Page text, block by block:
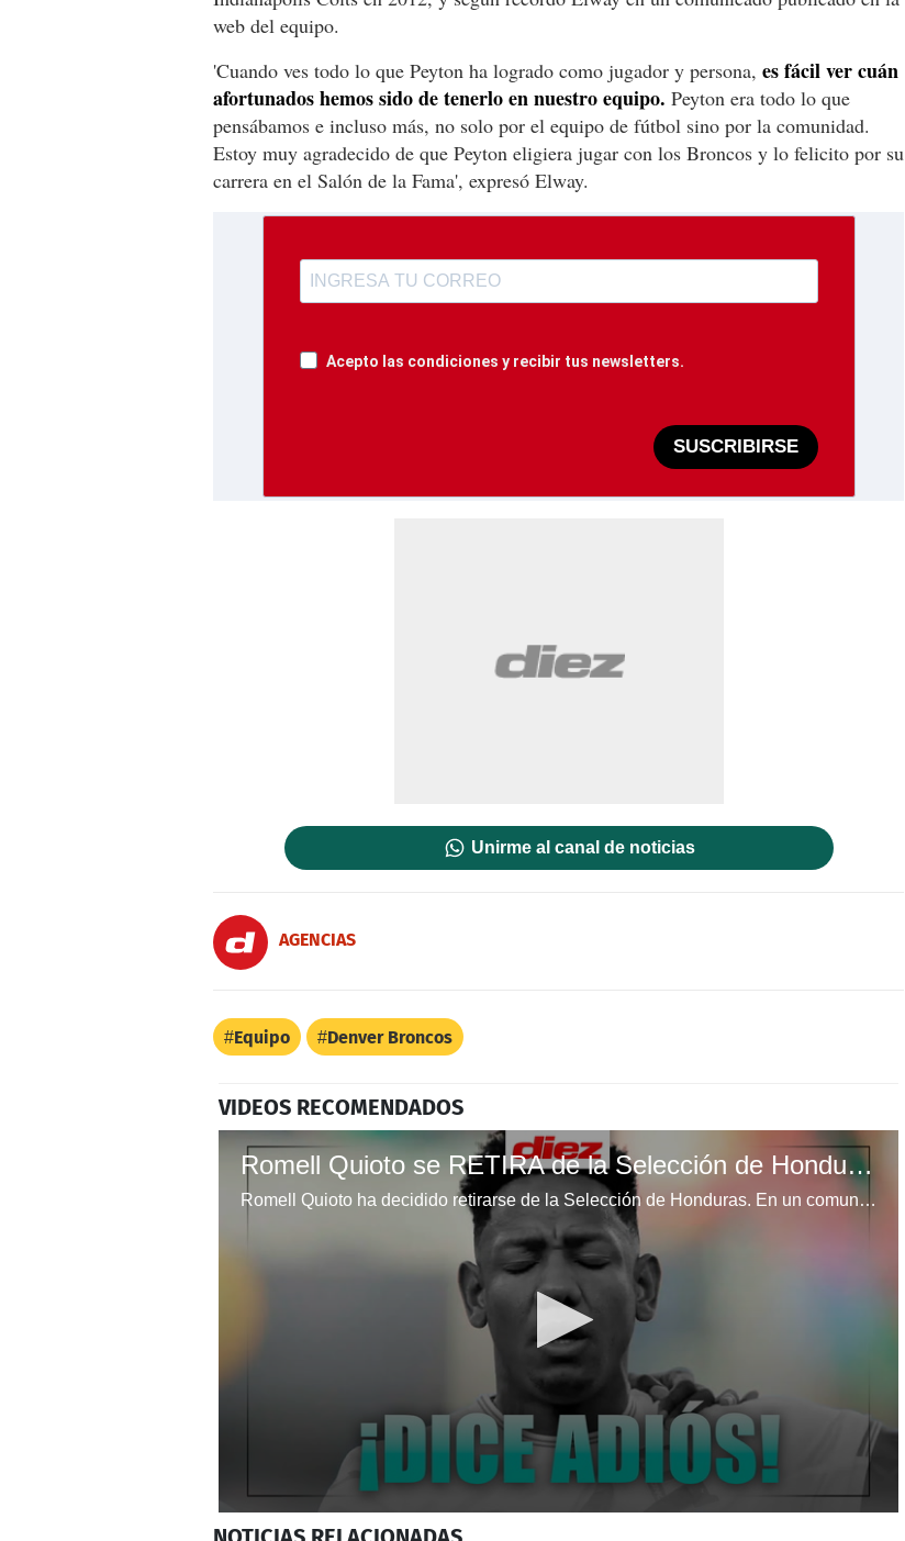
web del equipo.
'Cuando ves todo lo que Peyton ha logrado como jugador y persona, es fácil ver cuán
afortunados hemos sido de tenerlo en nuestro equipo. Peyton era todo lo que
pensábamos e incluso más, no solo por el equipo de fútbol sino por la comunidad.
Estoy muy agradecido de que Peyton eligiera jugar con los Broncos y lo felicito por su
carrera en el Salón de la Fama', expresó Elway.
Acepto las condiciones y recibir tus newsletters.
SUSCRIBIRSE
Unirme al canal de noticias
AGENCIAS
Equipo Denver Broncos
VIDEOS RECOMENDADOS
Romell Quioto se RETIRA de la Selección de Honduras, ¿tenía más para dar?
Romell Quioto ha decidido retirarse de la Selección de Honduras. En un comunicado de redes sociales, el exfutbolista de Olimpia dijo adiós. Wálter García y Daniel Ramírez analizan los detalles.